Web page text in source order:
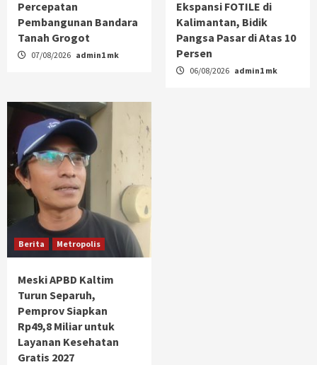
Percepatan
Pembangunan Bandara
Tanah Grogot
07/08/2026 admin1 mk
Ekspansi FOTILE di
Kalimantan, Bidik
Pangsa Pasar di Atas 10
Persen
06/08/2026 admin1 mk
Berita Metropolis
Meski APBD Kaltim
Turun Separuh,
Pemprov Siapkan
Rp49,8 Miliar untuk
Layanan Kesehatan
Gratis 2027